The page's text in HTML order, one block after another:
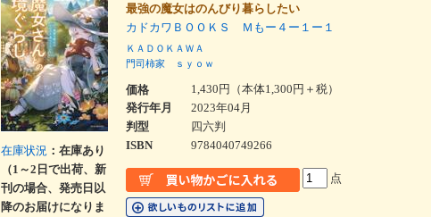
在庫状況 ：在庫あり
（1～2日で出荷、新
刊の場合、発売日以
降のお届けになりま
最強の魔女はのんびり暮らしたい
カドカワＢＯＯＫＳ Ｍもー４ー１ー１
ＫＡＤＯＫＡＷＡ
門司柿家
ｓｙｏｗ
価格
1,430円（本体1,300円＋税）
発行年月
2023年04月
判型
四六判
ISBN
9784040749266
点